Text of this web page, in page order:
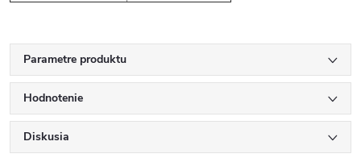
Parametre produktu
Hodnotenie
Diskusia